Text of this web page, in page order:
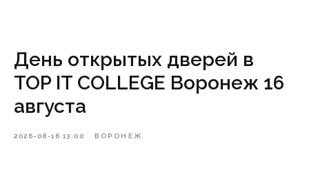
День открытых дверей в
TOP IT COLLEGE Воронеж 16
августа
2026-08-16 13:00 ВОРОНЕЖ